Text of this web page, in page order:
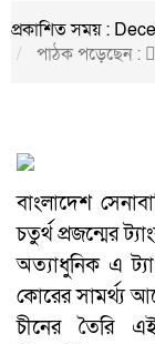
প্রকাশিত সময় :
পাঠক পড়েছেন :
বাংলাদেশ
চতুর্থ প্রজন্মের
অত্যাধুনিক এ
কোরের সামর্থ্য
চীনের তৈরি